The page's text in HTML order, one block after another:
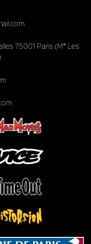
75001 Paris (M° Les